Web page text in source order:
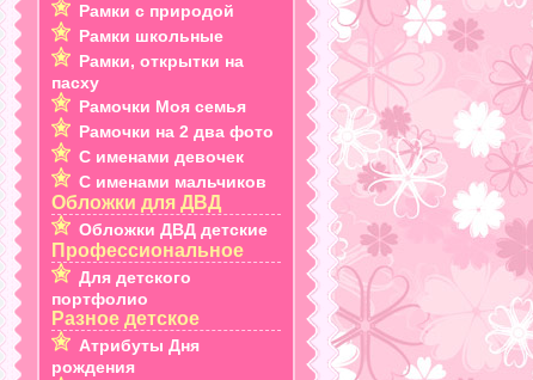
Рамки с природой
Рамки школьные
Рамки, открытки на
пасху
Рамочки Моя семья
Рамочки на 2 два фото
С именами девочек
С именами мальчиков
Обложки для ДВД
Обложки ДВД детские
Профессиональное
Для детского
портфолио
Разное детское
Атрибуты Дня
рождения